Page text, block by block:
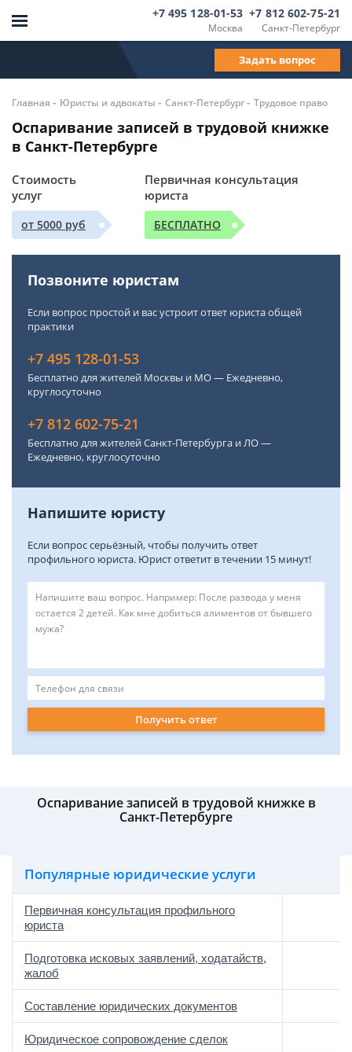
Москва
+7 495 128-01-53
Санкт-Петербург
+7 812 602-75-21
Задать вопрос
Главная - Юристы и адвокаты - Санкт-Петербург- Трудовое право
Оспаривание записей в трудовой книжке
в Санкт-Петербурге
Стоимость
услуг
от 5000 руб
Первичная консультация
юриста
БЕСПЛАТНО
Позвоните юристам
Если вопрос простой и вас устроит ответ юриста общей
практики
+7 495 128-01-53
Бесплатно для жителей Москвы и МО — Ежедневно,
круглосуточно
+7 812 602-75-21
Бесплатно для жителей Санкт-Петербурга и ЛО —
Ежедневно, круглосуточно
Напишите юристу
Если вопрос серьёзный, чтобы получить ответ
профильного юриста. Юрист ответит в течении 15 минут!
Получить ответ
Оспаривание записей в трудовой книжке в
Санкт-Петербурге
Популярные юридические услуги
Первичная консультация профильного
юриста
Подготовка исковых заявлений, ходатайств,
жалоб
Составление юридических документов
Юридическое сопровождение сделок